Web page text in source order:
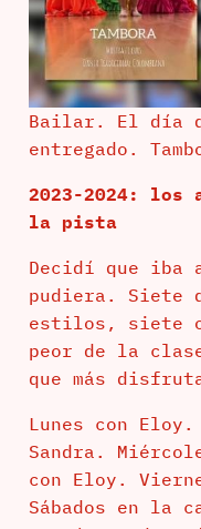
Bailar. El día
entregado.
2023-2024: los
la pista
Decidí que iba
pudiera. Siete
estilos, siete
peor de la
que más
Lunes con
Sandra.
con Eloy.
Sábados en la